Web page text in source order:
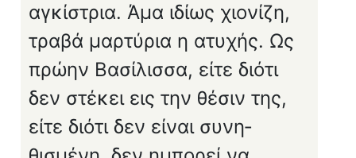
αγκίστρια. Άμα ιδίως χιονίζη,
τραβά μαρτύρια η ατυχής. Ως
πρώην Βασίλισσα, είτε διότι
δεν στέκει εις την θέσιν της,
είτε διότι δεν είναι συνη­